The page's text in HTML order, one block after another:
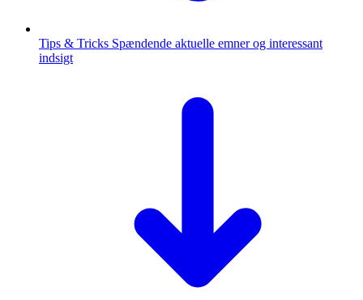
Tips & Tricks Spændende aktuelle emner og interessant
indsigt